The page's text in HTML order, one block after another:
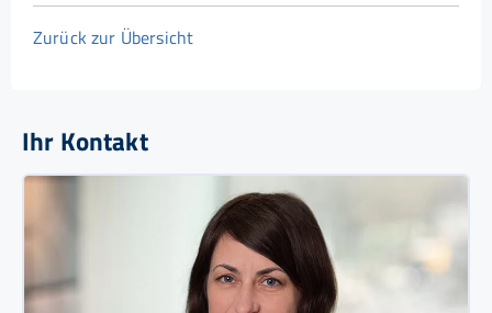
Zurück zur Übersicht
Ihr Kontakt